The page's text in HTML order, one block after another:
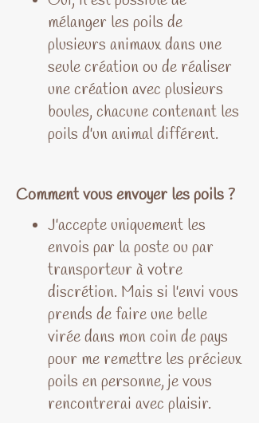
mélanger les poils de
plusieurs animaux dans une
seule création ou de réaliser
une création avec plusieurs
boules, chacune contenant les
poils d'un animal différent.
Comment vous envoyer les poils ?
J'accepte uniquement les
envois par la poste ou par
transporteur à votre
discrétion. Mais si l'envi vous
prends de faire une belle
virée dans mon coin de pays
pour me remettre les précieux
poils en personne, je vous
rencontrerai avec plaisir.